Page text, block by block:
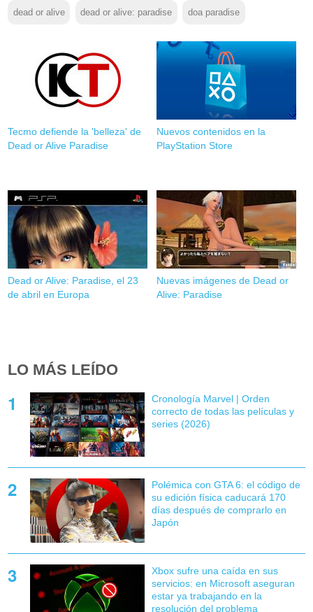
dead or alive dead or alive: paradise doa paradise
Tecmo defiende la 'belleza' de
Dead or Alive Paradise
Nuevos contenidos en la
PlayStation Store
Dead or Alive: Paradise, el 23
de abril en Europa
Nuevas imágenes de Dead or
Alive: Paradise
LO MÁS LEÍDO
Cronología Marvel | Orden
correcto de todas las películas y
series (2026)
Polémica con GTA 6: el código de
su edición física caducará 170
días después de comprarlo en
Japón
Xbox sufre una caída en sus
servicios: en Microsoft aseguran
estar ya trabajando en la
resolución del problema